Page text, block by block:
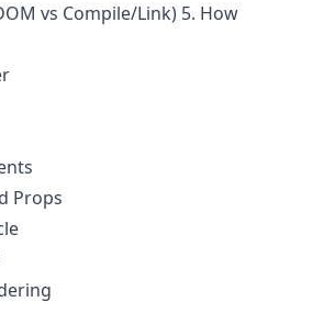
vs Compile/Link) 5. How
Props